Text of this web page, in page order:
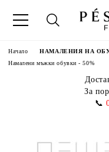
Начало НАМАЛЕНИЯ НА
Намалени мъжки обувки - 50%
За
📞